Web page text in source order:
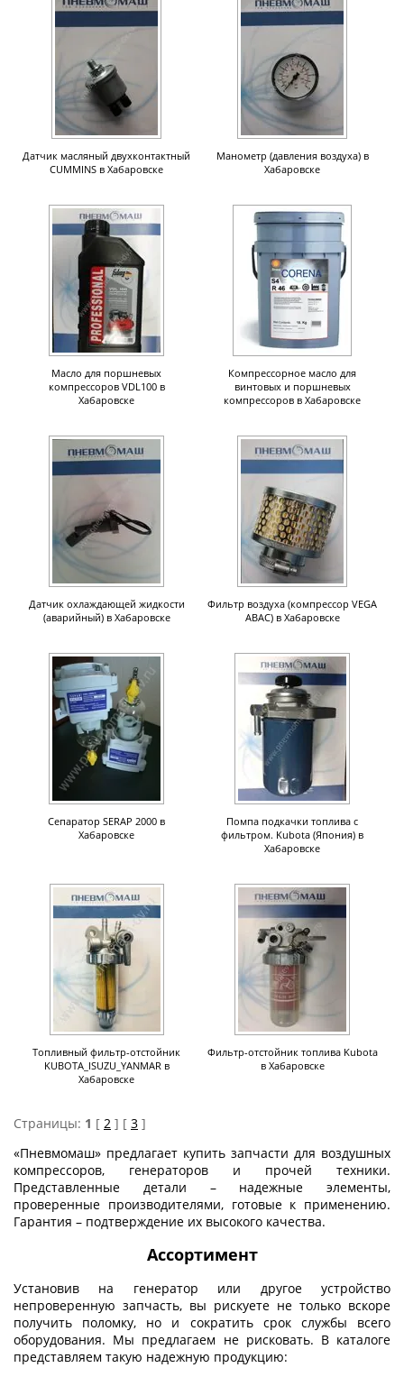
Датчик масляный двухконтактный
CUMMINS в Хабаровске
Манометр (давления воздуха) в
Хабаровске
Масло для поршневых
компрессоров VDL100 в
Хабаровске
Компрессорное масло для
винтовых и поршневых
компрессоров в Хабаровске
Датчик охлаждающей жидкости
(аварийный) в Хабаровске
Фильтр воздуха (компрессор VEGA
ABAC) в Хабаровске
Сепаратор SERAP 2000 в
Хабаровске
Помпа подкачки топлива с
фильтром. Kubota (Япония) в
Хабаровске
Топливный фильтр-отстойник
KUBOTA_ISUZU_YANMAR в
Хабаровске
Фильтр-отстойник топлива Kubota
в Хабаровске
Страницы: 1 [ 2 ] [ 3 ]
«Пневмомаш» предлагает купить запчасти для воздушных
компрессоров, генераторов и прочей техники.
Представленные детали – надежные элементы,
проверенные производителями, готовые к применению.
Гарантия – подтверждение их высокого качества.
Ассортимент
Установив на генератор или другое устройство
непроверенную запчасть, вы рискуете не только вскоре
получить поломку, но и сократить срок службы всего
оборудования. Мы предлагаем не рисковать. В каталоге
представляем такую надежную продукцию: